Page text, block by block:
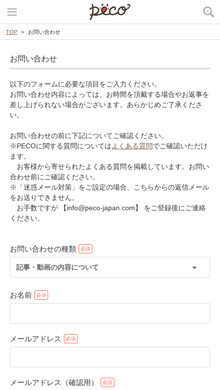
TOP お問い合わせ
お問い合わせ
以下のフォームに必要な項目をご入力ください。
お問い合わせ内容によっては、お時間を頂戴する場合やお返事を
差し上げられない場合がございます。あらかじめご了承くださ
い。
お問い合わせの前に下記についてご確認ください。
※PECOに関する質問についてはよくある質問でご確認いただけ
ます。
お客様から寄せられたよくある質問を掲載しています。お問い
合わせ前にご確認ください。
※「迷惑メール対策」をご設定の場合、こちらからの返信メール
をお送りできません。
お手数ですが 【info@peco-japan.com】 をご登録後にご連絡
ください。
お問い合わせの種類
記事・動画の内容について
お名前
メールアドレス
メールアドレス（確認用）アプリで開く